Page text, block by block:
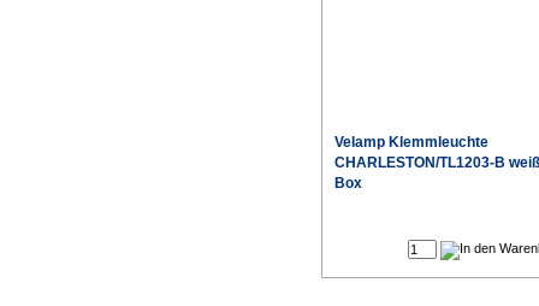
Velamp Klemmleuchte
CHARLESTON/TL1203-B
Box